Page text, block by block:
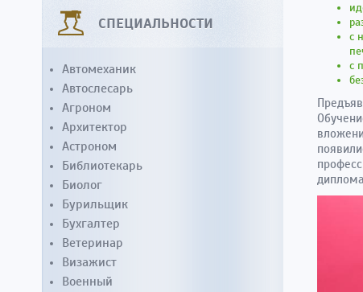
с
с
СПЕЦИАЛЬНОСТИ
Автомеханик
Автослесарь
Агроном
Архитектор
Астроном
Библиотекарь
Биолог
Бурильщик
Бухгалтер
Ветеринар
Визажист
Военный